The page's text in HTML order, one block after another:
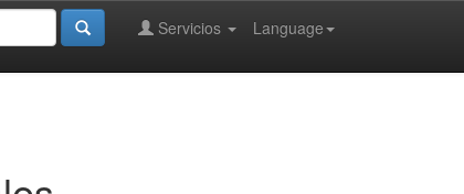
Language
Servicios